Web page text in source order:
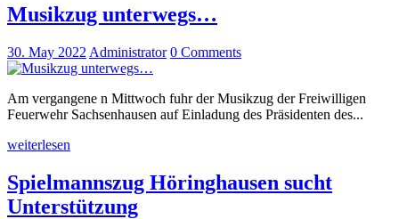
Musikzug unterwegs…
30. May 2022 Administrator 0 Comments
Am vergangene n Mittwoch fuhr der Musikzug der Freiwilligen
Feuerwehr Sachsenhausen auf Einladung des Präsidenten des...
weiterlesen
Spielmannszug Höringhausen sucht
Unterstützung